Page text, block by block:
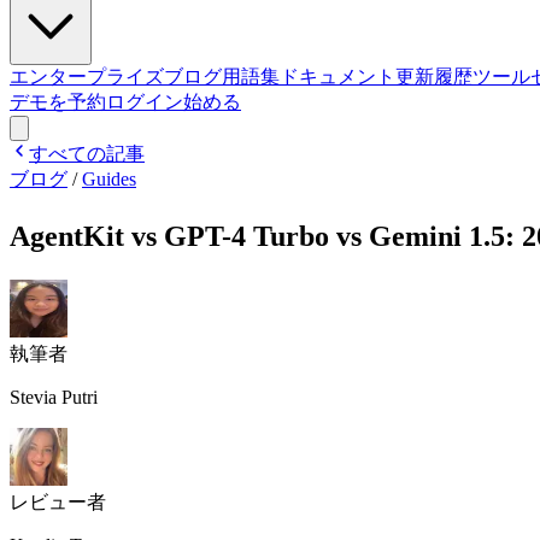
エンタープライズブログ用語集 ドキュメント 更新履歴ツール
デモを予約 ログイン始める
すべての記事
ブログ /Guides
AgentKit vs GPT-4 Turbo vs Gemini 1.5:
執筆者
Stevia Putri
レビュー者